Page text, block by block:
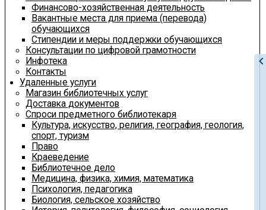
Финансово-хозяйственная деятельность
Вакантные места для приема (перевода)
обучающихся
Стипендии и меры поддержки обучающихся
Консультации по цифровой грамотности
Инфотека
Контакты
Удаленные услуги
Магазин библиотечных услуг
Доставка документов
Спроси предметного библиотекаря
Культура, искусство, религия, география, геология,
спорт, туризм
Право
Краеведение
Библиотечное дело
Медицина, физика, химия, математика
Психология, педагогика
Биология, сельское хозяйство